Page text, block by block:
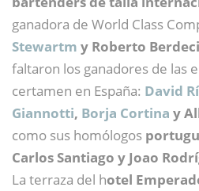
ganadora de World Class
Stewartm y Roberto
faltaron los ganadores de las
certamen en España: David
Giannotti, Borja Cortina y
como sus homólogos
Carlos Santiago y Joao
La terraza del hotel